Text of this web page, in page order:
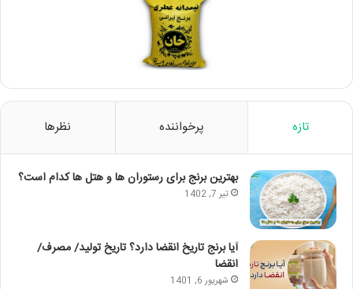
تازه پرخواننده نظرها
بهترین برنج برای رستوران ها و هتل ها کدام است؟
تیر 7, 1402
آیا برنج تاریخ انقضا دارد؟ تاریخ تولید/ مصرف/
انقضا
شهریور 6, 1401